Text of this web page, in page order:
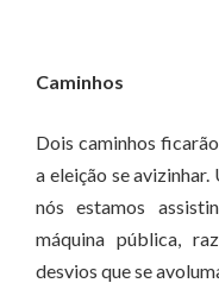
Caminhos
Dois caminhos
a eleição se
nós estamos
máquina pública,
desvios que se